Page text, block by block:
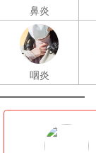
鼻炎
咽炎